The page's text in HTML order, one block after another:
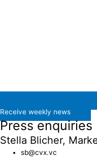
Receive weekly news
Press enquiries
Stella Blicher,
sb@cvx.vc​